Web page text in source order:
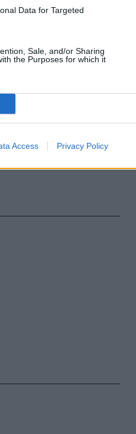
Data for Targeted
Sale, and/or Sharing
the Purposes for which it
Access Privacy Policy